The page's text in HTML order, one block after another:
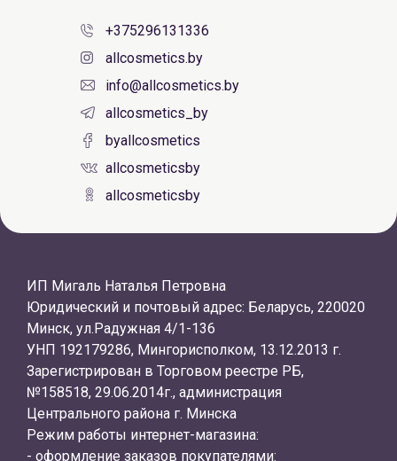
+375296131336
allcosmetics.by
info@allcosmetics.by
allcosmetics_by
byallcosmetics
allcosmeticsby
allcosmeticsby
ИП Мигаль Наталья Петровна
Юридический и почтовый адрес: Беларусь, 220020
Минск, ул.Радужная 4/1-136
УНП 192179286, Мингорисполком, 13.12.2013 г.
Зарегистрирован в Торговом реестре РБ,
№158518, 29.06.2014г., администрация
Центрального района г. Минска
Режим работы интернет-магазина:
- оформление заказов покупателями: